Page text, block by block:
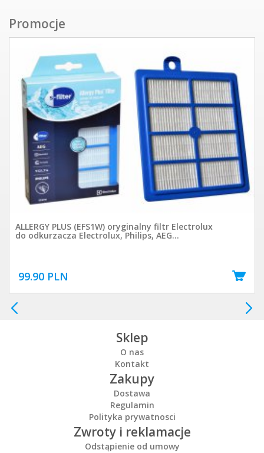
Promocje
ALLERGY PLUS (EFS1W) oryginalny filtr Electrolux
do odkurzacza Electrolux, Philips, AEG...
99.90 PLN
Sklep
O nas
Kontakt
Zakupy
Dostawa
Regulamin
Polityka prywatnosci
Zwroty i reklamacje
Odstąpienie od umowy